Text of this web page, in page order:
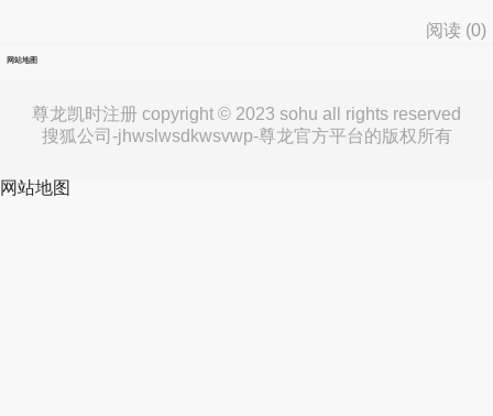
阅读 (0)
网站地图
尊龙凯时注册 copyright © 2023 sohu all rights reserved
搜狐公司-jhwslwsdkwsvwp-尊龙官方平台的版权所有
网站地图